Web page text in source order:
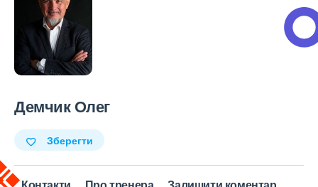
Демчик Олег
Зберегти